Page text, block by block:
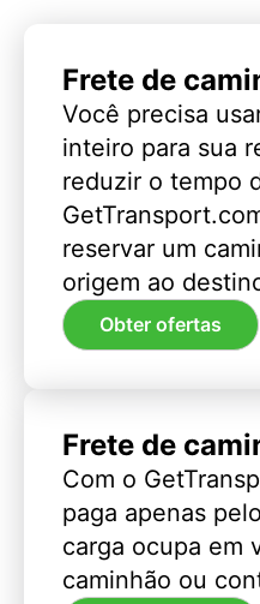
Frete de
Você precisa
inteiro para sua
reduzir o tempo
reservar um
origem ao
Obter ofertas
Frete de
Com o
paga apenas
carga ocupa em
caminhão ou